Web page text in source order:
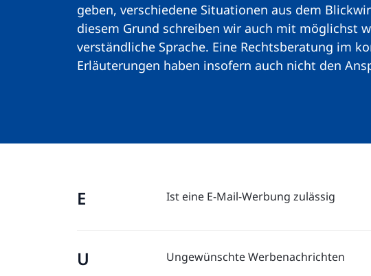
geben, verschiedene Situationen aus dem
diesem Grund schreiben wir auch mit möglichst
verständliche Sprache. Eine Rechtsberatung im
Erläuterungen haben insofern auch nicht den
E Ist eine E-Mail-Werbung zulässig
U Ungewünschte Werbenachrichten